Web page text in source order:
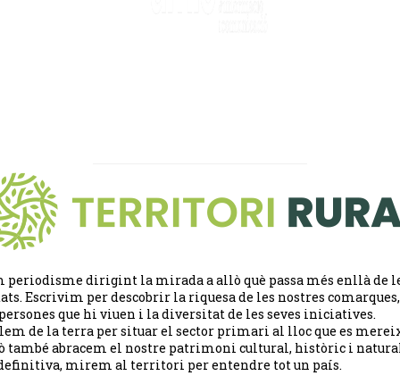
periodisme dirigint la mirada a allò què passa més enllà de
Escrivim per descobrir la riquesa de les nostres
que hi viuen i la diversitat de les seves iniciatives.
de la terra per situar el sector primari al lloc que es
també abracem el nostre patrimoni cultural, històric i
mirem al territori per entendre tot un país.